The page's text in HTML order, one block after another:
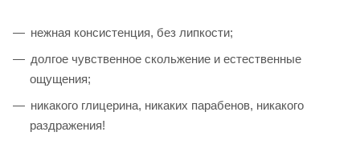
нежная консистенция, без липкости;
долгое чувственное скольжение и естественные
ощущения;
никакого глицерина, никаких парабенов, никакого
раздражения!